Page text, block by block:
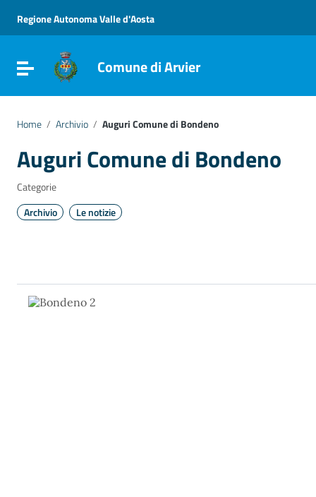
Vai al menu di navigazione
Vai al footer
Regione Autonoma Valle d'Aosta
Attiva / disattiva la navigazione
Comune di Arvier
Home / Archivio / Auguri Comune di Bondeno
Auguri Comune di Bondeno
Categorie
Archivio
Le notizie